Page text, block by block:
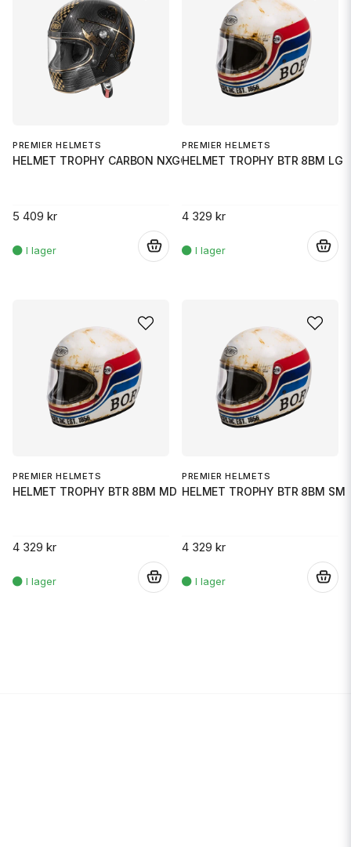
PREMIER HELMETS
HELMET TROPHY CARBON NXGC SM
5 409 kr
PREMIER HELMETS
HELMET TROPHY BTR 8BM LG
4 329 kr
PREMIER HELMETS
HELMET TROPHY BTR 8BM MD
4 329 kr
PREMIER HELMETS
HELMET TROPHY BTR 8BM SM
4 329 kr